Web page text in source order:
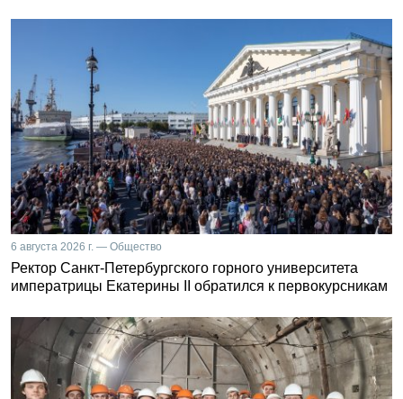
6 августа 2026 г. — Общество
Ректор Санкт-Петербургского горного университета
императрицы Екатерины II обратился к первокурсникам